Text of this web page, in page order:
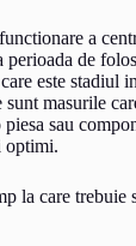
a
de
este stadiul
masurile
sau
optimi.
la care trebuie